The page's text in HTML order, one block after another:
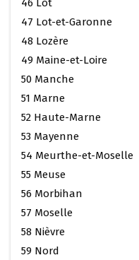
46 Lot
47 Lot-et-Garonne
48 Lozère
49 Maine-et-Loire
50 Manche
51 Marne
52 Haute-Marne
53 Mayenne
54 Meurthe-et-Moselle
55 Meuse
56 Morbihan
57 Moselle
58 Nièvre
59 Nord